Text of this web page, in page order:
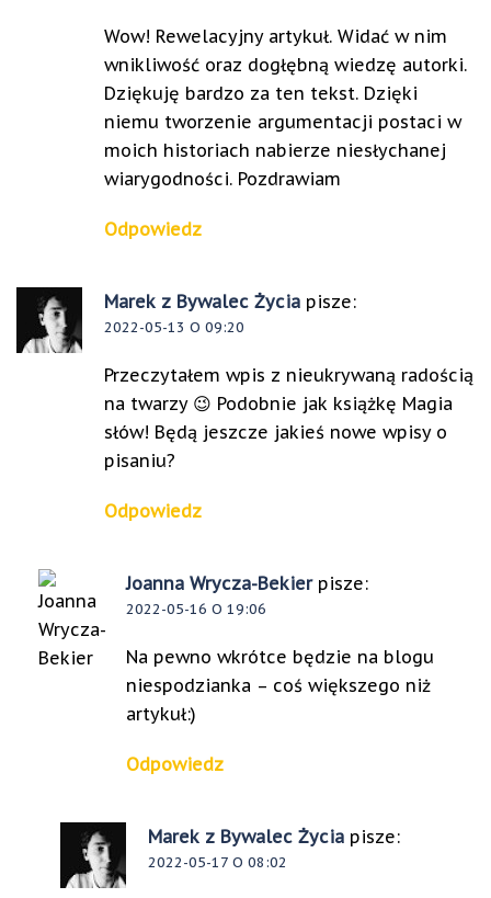
Wow! Rewelacyjny artykuł. Widać w nim
wnikliwość oraz dogłębną wiedzę autorki.
Dziękuję bardzo za ten tekst. Dzięki
niemu tworzenie argumentacji postaci w
moich historiach nabierze niesłychanej
wiarygodności. Pozdrawiam
Odpowiedz
Marek z Bywalec Życia pisze:
2022-05-13 O 09:20
Przeczytałem wpis z nieukrywaną radością
na twarzy 😉 Podobnie jak książkę Magia
słów! Będą jeszcze jakieś nowe wpisy o
pisaniu?
Odpowiedz
Joanna Wrycza-Bekier pisze:
2022-05-16 O 19:06
Na pewno wkrótce będzie na blogu
niespodzianka – coś większego niż
artykuł:)
Odpowiedz
Marek z Bywalec Życia pisze:
2022-05-17 O 08:02